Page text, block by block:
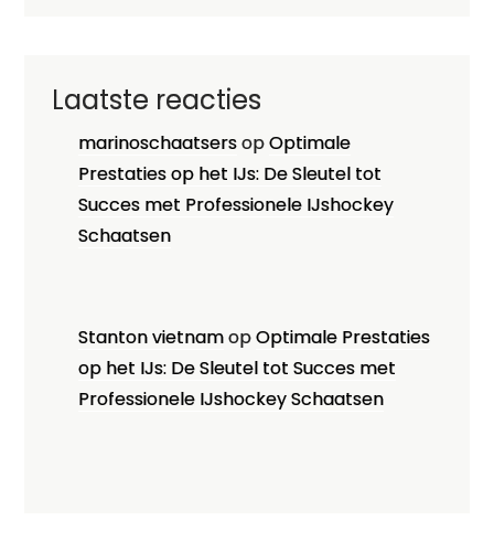
Laatste reacties
marinoschaatsersopOptimale
Prestaties op het IJs: De Sleutel tot
Succes met Professionele IJshockey
Schaatsen
Stanton vietnamopOptimale Prestaties
op het IJs: De Sleutel tot Succes met
Professionele IJshockey Schaatsen